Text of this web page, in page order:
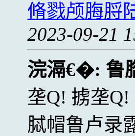
脩戮颅脢脟
2023-09-21
浣滆€�: 鲁
垄Q! 掳垄
脦帽鲁卢录